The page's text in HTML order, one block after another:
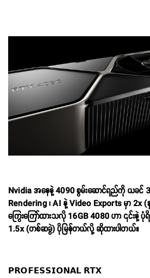
Nvidia အနေနဲ့ 4090 စွမ်းဆောင်ရည်ကို ယခင်
Rendering ၊ AI နဲ့ Video Exports မှာ
ကြွေးကြော်ထားသလို 16GB 4080 ဟာ ၎င်းနဲ့
1.5x (တစ်ဆခွဲ) ပိုမြန်တယ်လို့ ဆိုထားပါတယ်။
𝗣𝗥𝗢𝗙𝗘𝗦𝗦𝗜𝗢𝗡𝗔𝗟 𝗥𝗧𝗫